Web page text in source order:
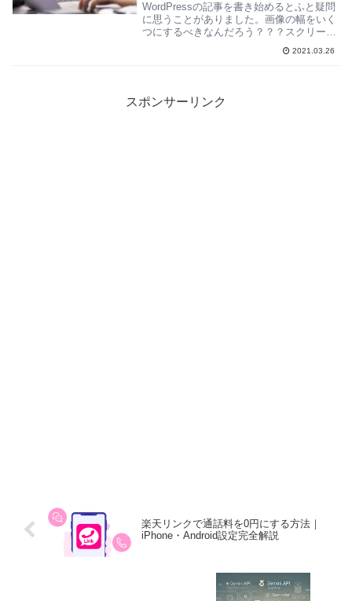
WordPressの記事を書き始めるとふと疑問
に思うことがありました。画像の幅をいく
つにするべきなんだろう？？？スクリーン
2021.03.26
スポンサーリンク
楽天リンクで通話料を0円にする方法｜
iPhone・Android設定完全解説